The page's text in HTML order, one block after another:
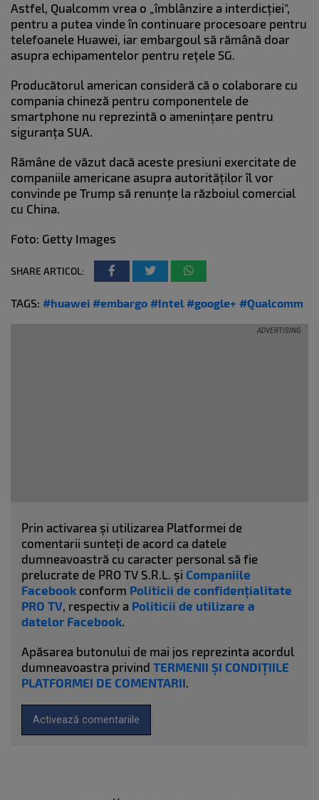
Astfel, Qualcomm vrea o „îmblânzire a interdicției”,
pentru a putea vinde în continuare procesoare pentru
telefoanele Huawei, iar embargoul să rămână doar
asupra echipamentelor pentru rețele 5G.
Producătorul american consideră că o colaborare cu
compania chineză pentru componentele de
smartphone nu reprezintă o amenințare pentru
siguranța SUA.
Rămâne de văzut dacă aceste presiuni exercitate de
companiile americane asupra autorităților îl vor
convinde pe Trump să renunțe la războiul comercial
cu China.
Foto: Getty Images
SHARE ARTICOL:
TAGS: #huawei #embargo #Intel #google+ #Qualcomm
Prin activarea și utilizarea Platformei de
comentarii sunteți de acord ca datele
dumneavoastră cu caracter personal să fie
prelucrate de PRO TV S.R.L. și Companiile
Facebook conform Politicii de confidențialitate
PRO TV, respectiv a Politicii de utilizare a
datelor Facebook.
Apăsarea butonului de mai jos reprezinta acordul
dumneavoastra privind TERMENII ȘI CONDIȚIILE
PLATFORMEI DE COMENTARII.
Activează comentariile